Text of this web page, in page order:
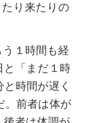
り来たりの
１時間も経
と「まだ１時
時間が遅く
。前者は体が